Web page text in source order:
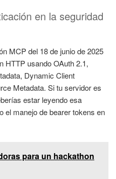
en la seguridad
MCP del 18 de junio de 2025
HTTP usando OAuth 2.1,
Dynamic Client
Metadata. Si tu servidor es
estar leyendo esa
el manejo de bearer tokens en
para un hackathon